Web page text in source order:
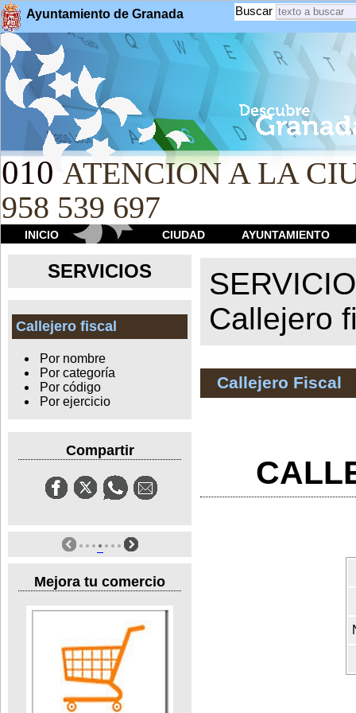
Ayuntamiento de Granada Buscar
010 ATENCION A LA
958 539 697
INICIO CIUDAD AYUNTAMIENTO
SERVICIOS
Callejero fiscal
Por nombre
Por categoría
Por código
Por ejercicio
Compartir
Mejora tu comercio
Callejero
Callejero Fiscal